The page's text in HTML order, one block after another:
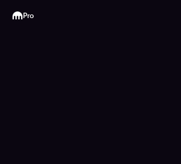
Kraken
Pro